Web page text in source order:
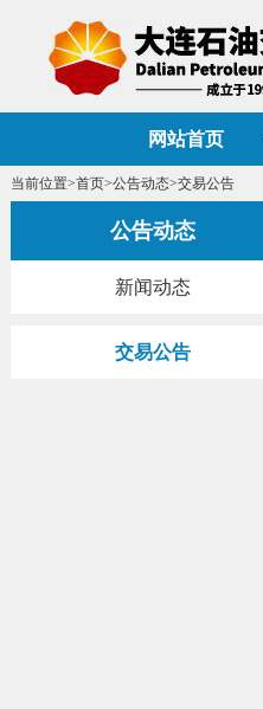
网站首页
当前位置>首页>公告动态>交易公告
公告动态
新闻动态
交易公告